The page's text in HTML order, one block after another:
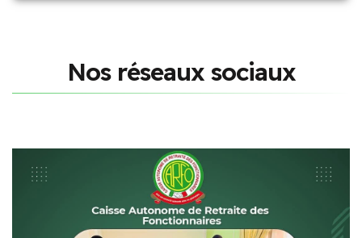
Nos réseaux sociaux